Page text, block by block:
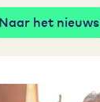
Naar het nieuws